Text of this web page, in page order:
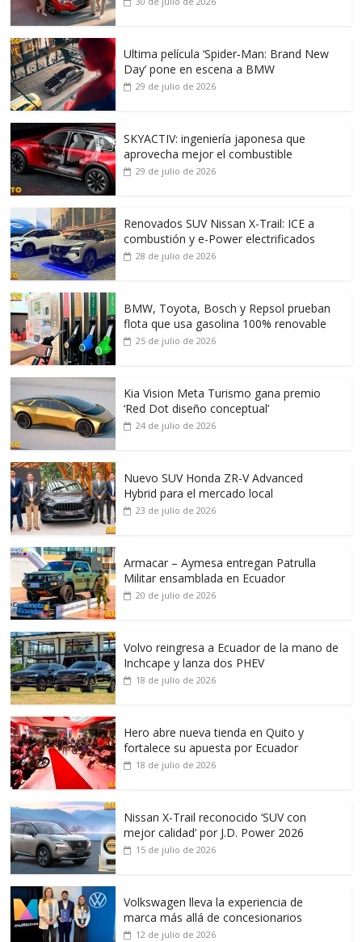
Ultima película ‘Spider‑Man: Brand New
Day’ pone en escena a BMW
29 de julio de 2026
SKYACTIV: ingeniería japonesa que
aprovecha mejor el combustible
29 de julio de 2026
Renovados SUV Nissan X-Trail: ICE a
combustión y e-Power electrificados
28 de julio de 2026
BMW, Toyota, Bosch y Repsol prueban
flota que usa gasolina 100% renovable
25 de julio de 2026
Kia Vision Meta Turismo gana premio
‘Red Dot diseño conceptual’
24 de julio de 2026
Nuevo SUV Honda ZR-V Advanced
Hybrid para el mercado local
23 de julio de 2026
Armacar – Aymesa entregan Patrulla
Militar ensamblada en Ecuador
20 de julio de 2026
Volvo reingresa a Ecuador de la mano de
Inchcape y lanza dos PHEV
18 de julio de 2026
Hero abre nueva tienda en Quito y
fortalece su apuesta por Ecuador
18 de julio de 2026
Nissan X-Trail reconocido ‘SUV con
mejor calidad’ por J.D. Power 2026
15 de julio de 2026
Volkswagen lleva la experiencia de
marca más allá de concesionarios
12 de julio de 2026